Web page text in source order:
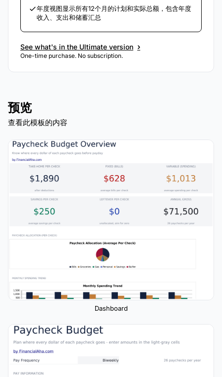
年度视图显示所有12个月的计划和实际总额，包含年度
收入、支出和储蓄汇总
See what's in the Ultimate version ›
One-time purchase. No subscription.
预览
查看此模板的内容
Dashboard